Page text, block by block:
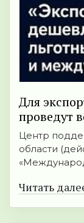
Для
проведут
Центр
области
Читать